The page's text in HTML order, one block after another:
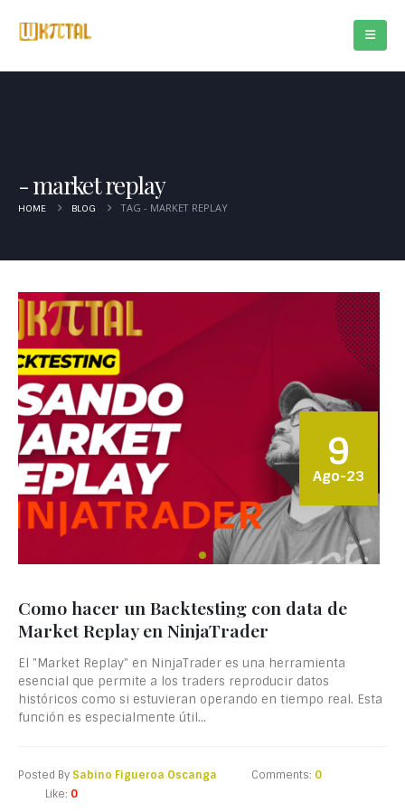
market replay
HOME BLOG TAG - MARKET REPLAY
9
Ago-23
Como hacer un Backtesting con data de
Market Replay en NinjaTrader
El "Market Replay" en NinjaTrader es una herramienta
esencial que permite a los traders reproducir datos
históricos como si estuvieran operando en tiempo real. Esta
función es especialmente útil...
Posted By Sabino Figueroa Oscanga Comments: 0
Like: 0